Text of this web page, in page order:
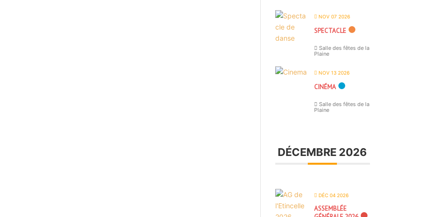
NOV 07 2026
SPECTACLE
Salle des fêtes de la
Plaine
NOV 13 2026
CINÉMA
Salle des fêtes de la
Plaine
DÉCEMBRE 2026
DÉC 04 2026
ASSEMBLÉE